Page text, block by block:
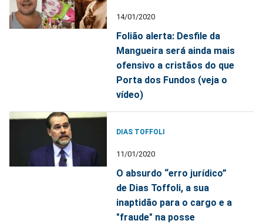
14/01/2020
Folião alerta: Desfile da
Mangueira será ainda mais
ofensivo a cristãos do que
Porta dos Fundos (veja o
vídeo)
DIAS TOFFOLI
11/01/2020
O absurdo “erro jurídico”
de Dias Toffoli, a sua
inaptidão para o cargo e a
"fraude" na posse